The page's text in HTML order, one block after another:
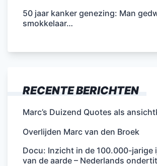
50 jaar kanker genezing: Man
smokkelaar…
RECENTE BERICHTEN
Marc’s Duizend Quotes als
Overlijden Marc van den Broek
Docu: Inzicht in de 100.000-jarige
van de aarde – Nederlands